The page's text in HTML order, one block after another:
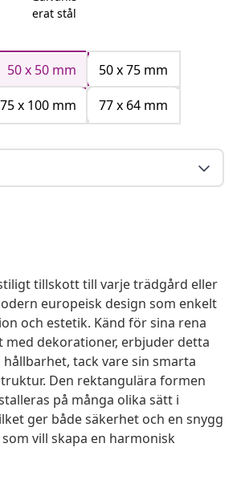
erat stål
50 x 50 mm
50 x 75 mm
75 x 100 mm
77 x 64 mm
tillskott till varje trädgård eller
europeisk design som enkelt
och estetik. Känd för sina rena
med dekorationer, erbjuder detta
tack vare sin smarta
Den rektangulära formen
på många olika sätt i
ger både säkerhet och en snygg
vill skapa en harmonisk